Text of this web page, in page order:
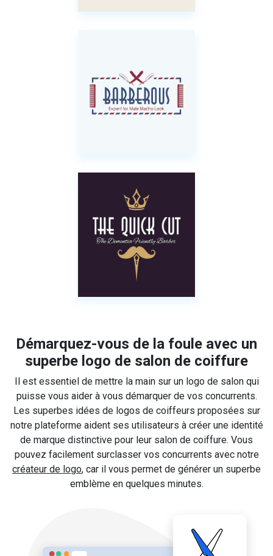
Démarquez-vous de la foule avec un
superbe logo de salon de coiffure
Il est essentiel de mettre la main sur un logo de salon qui
puisse vous aider à vous démarquer de vos concurrents.
Les superbes idées de logos de coiffeurs proposées sur
notre plateforme aident ses utilisateurs à créer une identité
de marque distinctive pour leur salon de coiffure. Vous
pouvez facilement surclasser vos concurrents avec notre
créateur de logo, car il vous permet de générer un superbe
emblème en quelques minutes.